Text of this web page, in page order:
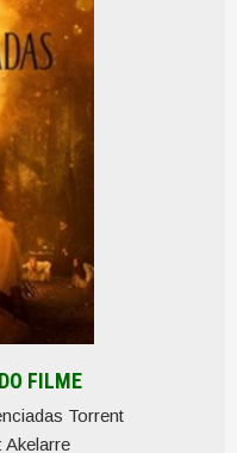
FILME
Torrent
: Akelarre